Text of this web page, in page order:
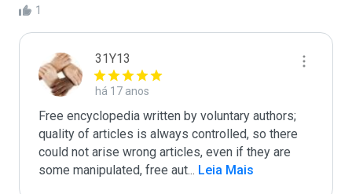
1
31Y13
há 17 anos
Free encyclopedia written by voluntary authors;
quality of articles is always controlled, so there
could not arise wrong articles, even if they are
some manipulated, free aut... Leia Mais